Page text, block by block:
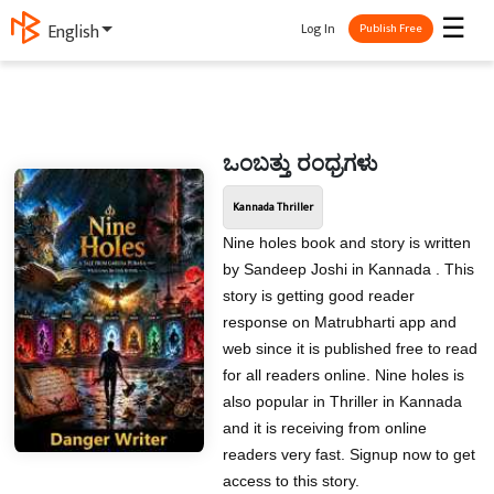
English ☰
Log In Publish Free
ಒಂಬತ್ತು ರಂಧ್ರಗಳು
Kannada Thriller
Nine holes book and story is written
by Sandeep Joshi in Kannada . This
story is getting good reader
response on Matrubharti app and
web since it is published free to read
for all readers online. Nine holes is
also popular in Thriller in Kannada
and it is receiving from online
readers very fast. Signup now to get
access to this story.